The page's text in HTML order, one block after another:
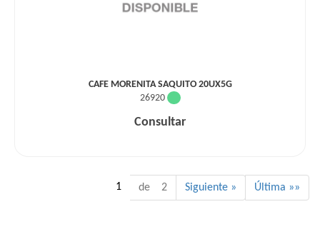
CAFE MORENITA SAQUITO 20UX5G
26920
Consultar
1 de 2 Siguiente » Última »»